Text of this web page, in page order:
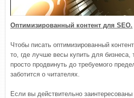
Оптимизированный контент для SEO.
Чтобы писать оптимизированный
то, где лучше весы купить для бизнеса,
просто продвинуть до требуемого
заботится о читателях.
Если вы действительно